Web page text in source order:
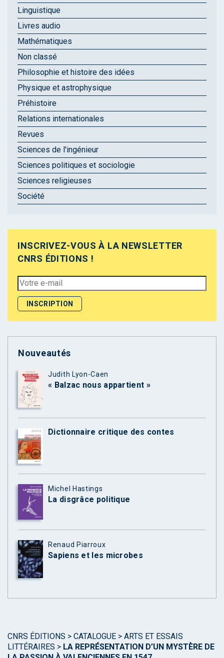
Linguistique
Livres audio
Mathématiques
Non classé
Philosophie et histoire des idées
Physique et astrophysique
Préhistoire
Relations internationales
Revues
Sciences de l'ingénieur
Sciences politiques et sociologie
Sciences religieuses
Société
INSCRIVEZ-VOUS À LA NEWSLETTER
CNRS ÉDITIONS !
Nouveautés
Judith Lyon-Caen
« Balzac nous appartient »
Dictionnaire critique des contes
Michel Hastings
La disgrâce politique
Renaud Piarroux
Sapiens et les microbes
CNRS ÉDITIONS > CATALOGUE > ARTS ET ESSAIS
LITTÉRAIRES > LA REPRÉSENTATION D’UN MYSTÈRE DE